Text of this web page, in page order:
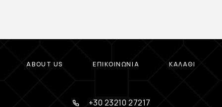
ABOUT US ΕΠΙΚΟΙΝΩΝΊΑ ΚΑΛΆΘΙ
+30 23210 27217